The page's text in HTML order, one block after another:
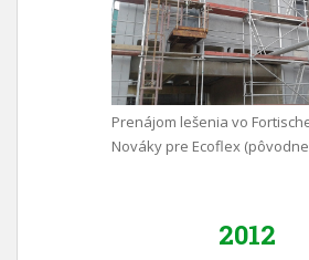
Prenájom lešenia vo
Nováky pre Ecoflex (pôvodne
2012